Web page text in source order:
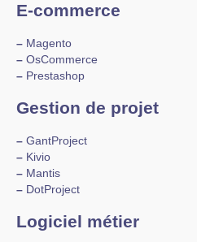
E-commerce
– Magento
– OsCommerce
– Prestashop
Gestion de projet
– GantProject
– Kivio
– Mantis
– DotProject
Logiciel métier